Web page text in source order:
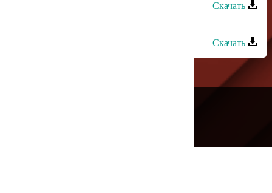
Скачать
Скачать